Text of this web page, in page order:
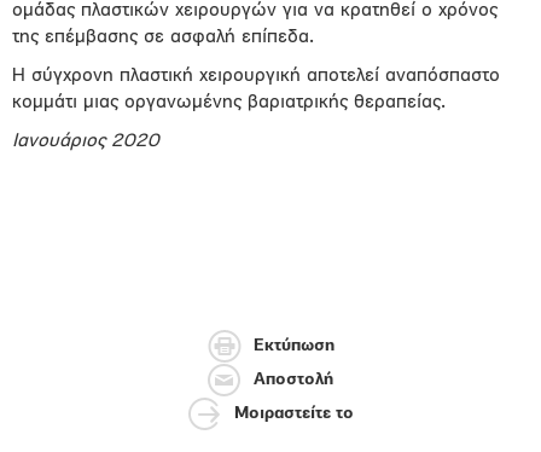
ομάδας πλαστικών χειρουργών για να κρατηθεί ο χρόνος
της επέμβασης σε ασφαλή επίπεδα.
Η σύγχρονη πλαστική χειρουργική αποτελεί αναπόσπαστο
κομμάτι μιας οργανωμένης βαριατρικής θεραπείας.
Ιανουάριος 2020
Εκτύπωση
Αποστολή
Μοιραστείτε το